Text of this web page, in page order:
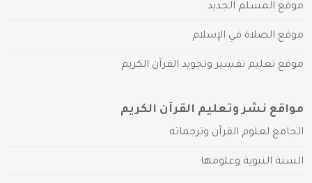
موقع المسلم الجديد
موقع الصلاة في الإسلام
موقع تعليم تفسير وتجويد القرآن الكريم
مواقع نشر وتعليم القرآن الكريم
الجامع لعلوم القرآن وترجماته
السنة النبوية وعلومها